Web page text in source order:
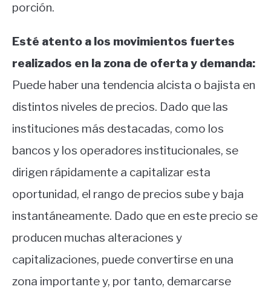
porción.
Esté atento a los movimientos fuertes
realizados en la zona de oferta y demanda:
Puede haber una tendencia alcista o bajista en
distintos niveles de precios. Dado que las
instituciones más destacadas, como los
bancos y los operadores institucionales, se
dirigen rápidamente a capitalizar esta
oportunidad, el rango de precios sube y baja
instantáneamente. Dado que en este precio se
producen muchas alteraciones y
capitalizaciones, puede convertirse en una
zona importante y, por tanto, demarcarse